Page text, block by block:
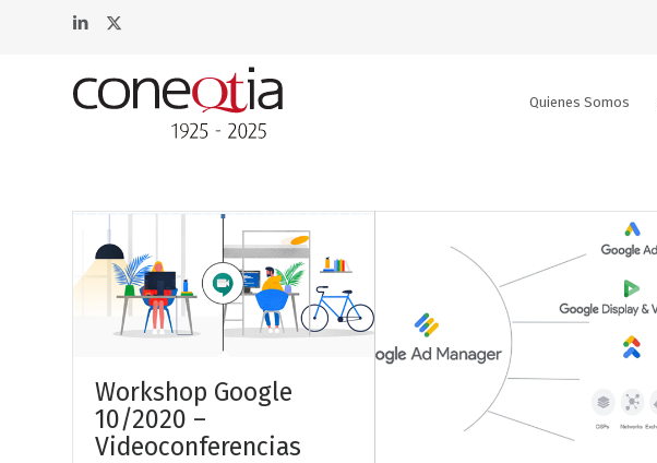
Quienes Somos
Workshop Google
10/2020 –
Videoconferencias